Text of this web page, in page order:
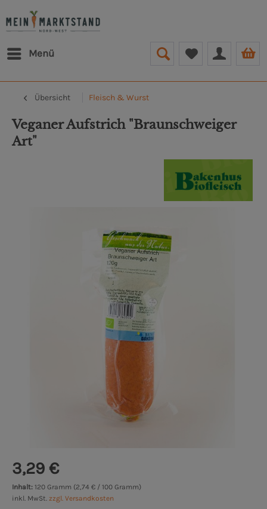
Menü
Übersicht Fleisch & Wurst
Veganer Aufstrich "Braunschweiger
Art"
3,29 €
Inhalt: 120 Gramm (2,74 € / 100 Gramm)
inkl. MwSt. zzgl. Versandkosten